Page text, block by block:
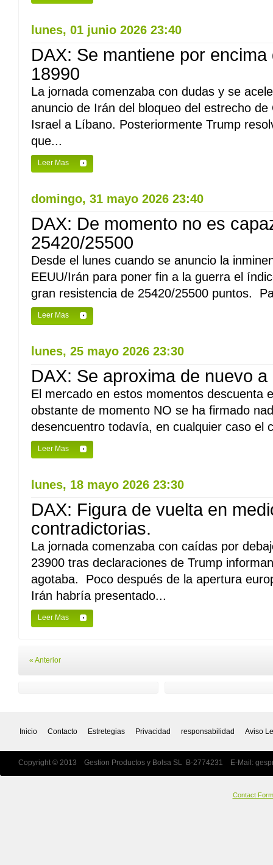
lunes, 01 junio 2026 23:40
DAX: Se mantiene por
18990
La jornada comenzaba con dudas y se
anuncio de Irán del bloqueo del estrecho
Israel a Líbano. Posteriormente Trump
que...
Leer Mas
domingo, 31 mayo 2026 23:40
DAX: De momento no es
25420/25500
Desde el lunes cuando se anuncio la
EEUU/Irán para poner fin a la guerra el
gran resistencia de 25420/25500 puntos.
Leer Mas
lunes, 25 mayo 2026 23:30
DAX: Se aproxima de nuevo
El mercado en estos momentos descuenta
obstante de momento NO se ha firmado
desencuentro todavía, en cualquier caso el
Leer Mas
lunes, 18 mayo 2026 23:30
DAX: Figura de vuelta en
contradictorias.
La jornada comenzaba con caídas por
23900 tras declaraciones de Trump
agotaba. Poco después de la apertura
Irán habría presentado...
Leer Mas
« Anterior
Inicio Contacto Estretegias Privacidad responsabilidad Aviso
Copyright © 2013 Gestion Productos y Bolsa SL B-2774231 E-Mail:
Contact Form